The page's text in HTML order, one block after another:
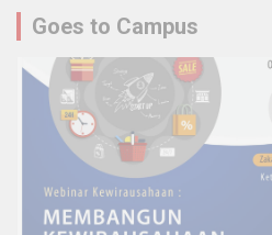
Goes to Campus